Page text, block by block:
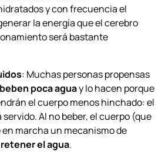
y con frecuencia el
la energía que el cerebro
será bastante
: Muchas personas propensas
beben poca aguay lo hacen porque
el cuerpo menos hinchado: el
Al no beber, el cuerpo (que
marcha un mecanismo de
retener el agua.